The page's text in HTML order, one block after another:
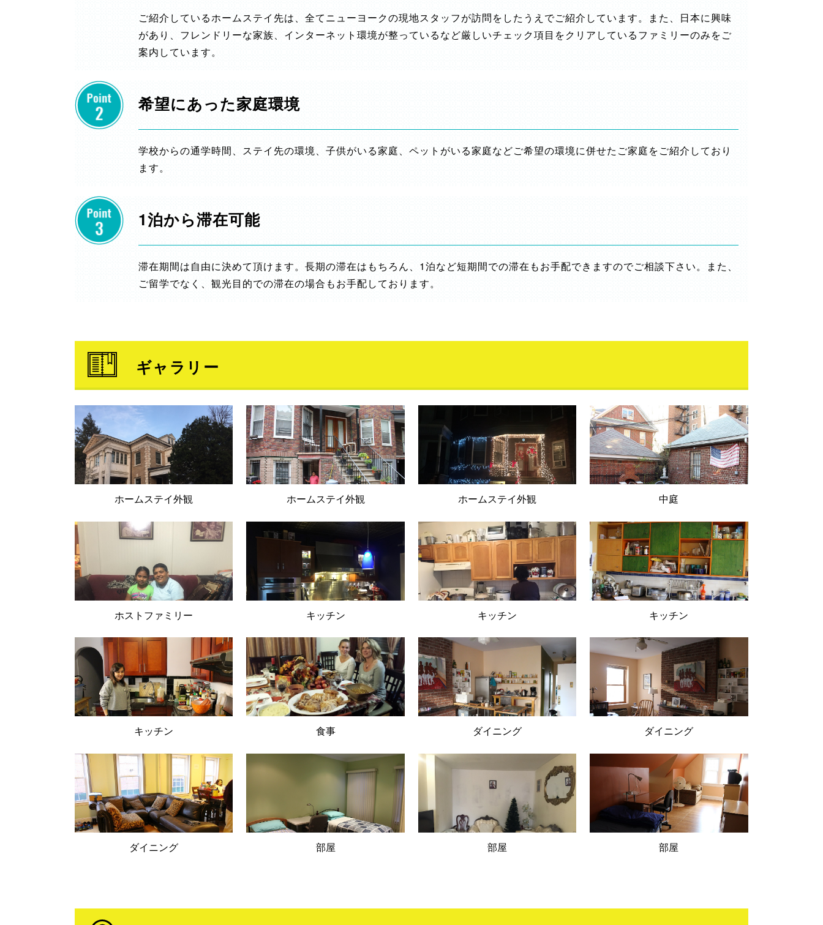
ご紹介しているホームステイ先は、全てニューヨークの現地スタッフが訪問をしたうえでご紹介しています。また、日本に興味
があり、フレンドリーな家族、インターネット環境が整っているなど厳しいチェック項目をクリアしているファミリーのみをご
案内しています。
希望にあった家庭環境
学校からの通学時間、ステイ先の環境、子供がいる家庭、ペットがいる家庭などご希望の環境に併せたご家庭をご紹介しており
ます。
1泊から滞在可能
滞在期間は自由に決めて頂けます。長期の滞在はもちろん、1泊など短期間での滞在もお手配できますのでご相談下さい。また、
ご留学でなく、観光目的での滞在の場合もお手配しております。
ギャラリー
ホームステイ外観 ホームステイ外観 ホームステイ外観 中庭
ホストファミリー キッチン キッチン キッチン
キッチン 食事 ダイニング ダイニング
ダイニング 部屋 部屋 部屋